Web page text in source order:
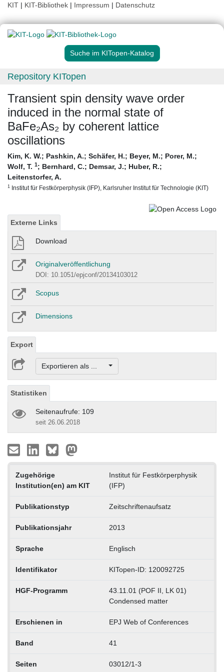
KIT | KIT-Bibliothek | Impressum | Datenschutz
Suche im KITopen-Katalog
Repository KITopen
Transient spin density wave order
induced in the normal state of
BaFe₂As₂ by coherent lattice
oscillations
Kim, K. W.; Pashkin, A.; Schäfer, H.; Beyer, M.; Porer, M.;
Wolf, T. 1; Bernhard, C.; Demsar, J.; Huber, R.;
Leitenstorfer, A.
1 Institut für Festkörperphysik (IFP), Karlsruher Institut für Technologie (KIT)
Externe Links
Download
Originalveröffentlichung
DOI: 10.1051/epjconf/20134103012
Scopus
Dimensions
Export
Exportieren als ...
Statistiken
Seitenaufrufe: 109
seit 26.06.2018
Zugehörige
Institution(en) am KIT
Institut für Festkörperphysik
(IFP)
Publikationstyp Zeitschriftenaufsatz
Publikationsjahr 2013
Sprache Englisch
Identifikator KITopen-ID: 120092725
HGF-Programm
43.11.01 (POF II, LK 01)
Condensed matter
Erschienen in EPJ Web of Conferences
Band 41
Seiten 03012/1-3